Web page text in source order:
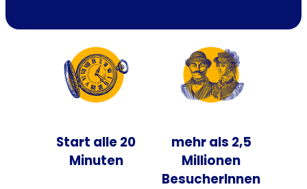
Start alle 20
Minuten
mehr als 2,5
Millionen
BesucherInnen